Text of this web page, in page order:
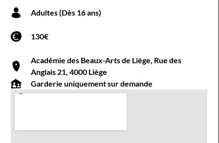
Adultes (Dès 16 ans)
130€
Académie des Beaux-Arts de Liège, Rue des
Anglais 21, 4000 Liège
Garderie uniquement sur demande